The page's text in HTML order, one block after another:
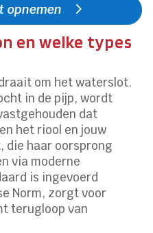
opnemen
en welke types
om het waterslot.
in de pijp, wordt
dat
het riool en jouw
die haar oorsprong
via moderne
is ingevoerd
Norm, zorgt voor
terugloop van